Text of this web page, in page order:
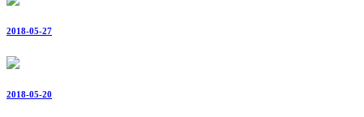
2018-05-27
2018-05-20